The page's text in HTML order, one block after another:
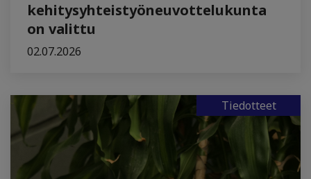
kehitysyhteistyöneuvottelukunta
on valittu
02.07.2026
Tiedotteet